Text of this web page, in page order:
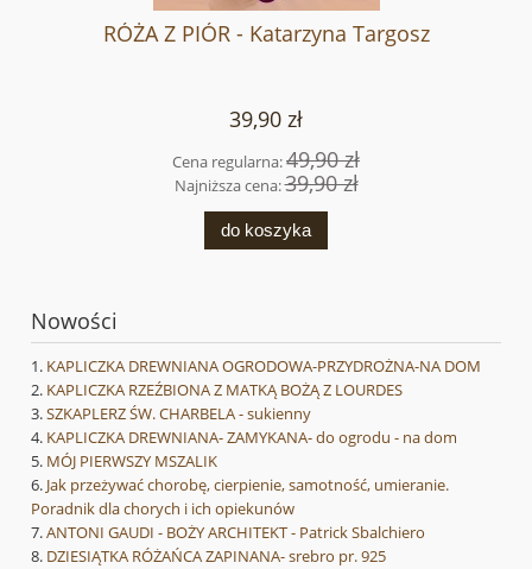
RÓŻA Z PIÓR - Katarzyna Targosz
39,90 zł
Cena regularna:49,90 zł
Najniższa cena:39,90 zł
do koszyka
Nowości
KAPLICZKA DREWNIANA OGRODOWA-PRZYDROŻNA-NA DOM
KAPLICZKA RZEŹBIONA Z MATKĄ BOŻĄ Z LOURDES
SZKAPLERZ ŚW. CHARBELA - sukienny
KAPLICZKA DREWNIANA- ZAMYKANA- do ogrodu - na dom
MÓJ PIERWSZY MSZALIK
Jak przeżywać chorobę, cierpienie, samotność, umieranie.
Poradnik dla chorych i ich opiekunów
ANTONI GAUDI - BOŻY ARCHITEKT - Patrick Sbalchiero
DZIESIĄTKA RÓŻAŃCA ZAPINANA- srebro pr. 925